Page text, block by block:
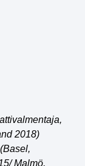
2018)
Malmö,